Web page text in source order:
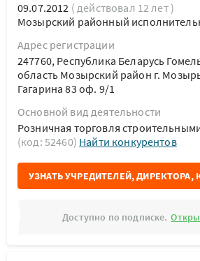
09.07.2012 ( действовал 12 лет )
Мозырский районный
Адрес регистрации
247760, Республика Беларусь
область Мозырский район г.
Гагарина 83 оф. 9/1
Основной вид деятельности
Розничная торговля
(код: 52460) Найти конкурентов
УЗНАТЬ УЧРЕДИТЕЛЕЙ, ДИРЕКТОРА,
Доступно по подписке.